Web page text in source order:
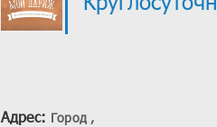
Адрес: Город ,